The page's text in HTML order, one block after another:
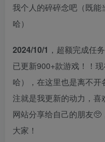
我个人的碎碎念吧（既
哈）
2024/10/1 ，超额完成任
已更新900+款游戏！！
哈），在这里也是离不
注就是我更新的动力，
网站分享给自己的朋友
大家！